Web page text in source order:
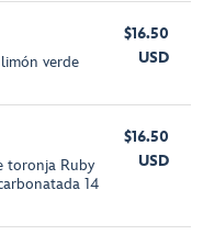
verde
$16.50
USD
toronja Ruby
14
$16.50
USD